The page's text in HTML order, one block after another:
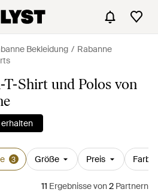
Bekleidung
Rabanne
T-Shirt und Polos von
3 Größe Preis Farbe
11 Ergebnissevon2 Partnern